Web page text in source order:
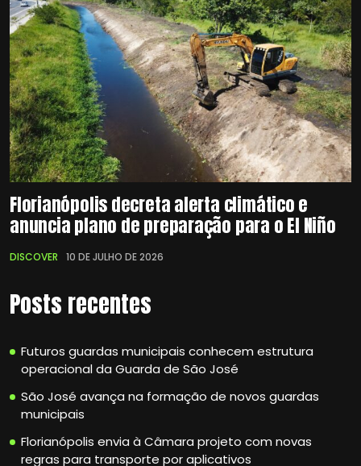
Florianópolis decreta alerta climático e
anuncia plano de preparação para o El Niño
DISCOVER 10 DE JULHO DE 2026
Posts recentes
Futuros guardas municipais conhecem estrutura
operacional da Guarda de São José
São José avança na formação de novos guardas
municipais
Florianópolis envia à Câmara projeto com novas
regras para transporte por aplicativos